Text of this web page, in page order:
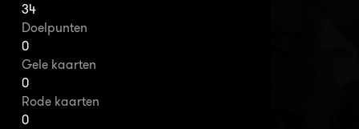
34
Doelpunten
0
Gele kaarten
0
Rode kaarten
0